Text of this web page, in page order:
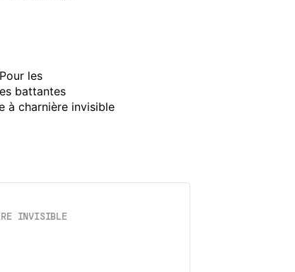
Pour les
battantes
à charnière invisible
INVISIBLE